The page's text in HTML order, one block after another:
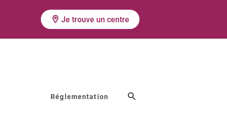
Je trouve un centre
Réglementation